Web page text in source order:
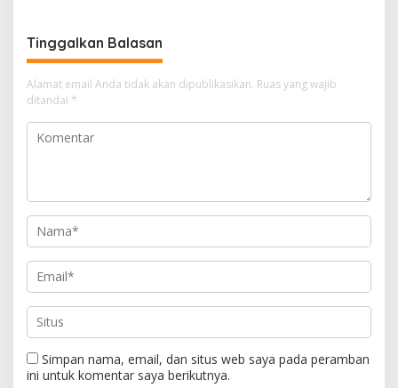
Tinggalkan Balasan
Alamat email Anda tidak akan dipublikasikan. Ruas yang wajib
ditandai *
Simpan nama, email, dan situs web saya pada peramban
ini untuk komentar saya berikutnya.